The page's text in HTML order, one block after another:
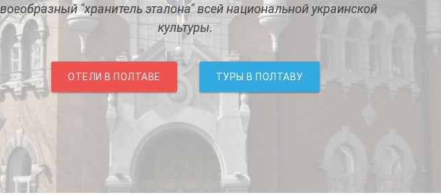
"хранитель эталона" всей национальной украинской
культуры.
ОТЕЛИ В ПОЛТАВЕ ТУРЫ В ПОЛТАВУ